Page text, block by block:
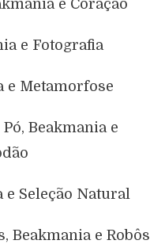
e Coração
e Fotografia
e Metamorfose
Beakmania e
e Seleção Natural
Beakmania e Robôs